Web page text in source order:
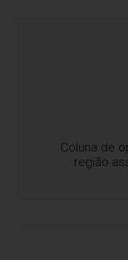
Coluna de
região